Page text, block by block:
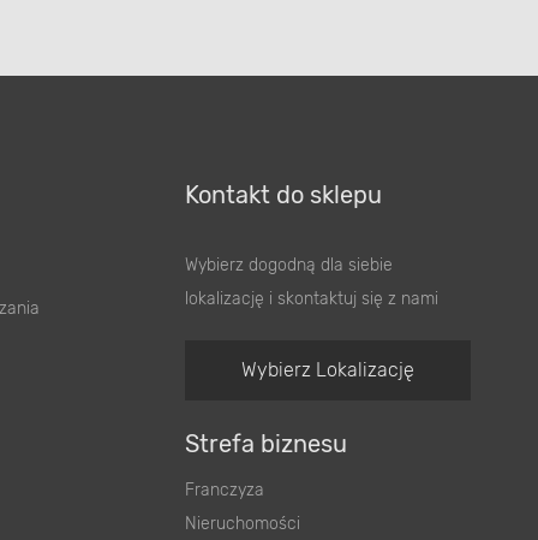
Kontakt do sklepu
Wybierz dogodną dla siebie
lokalizację i skontaktuj się z nami
Wybierz Lokalizację
Strefa biznesu
Franczyza
Nieruchomości